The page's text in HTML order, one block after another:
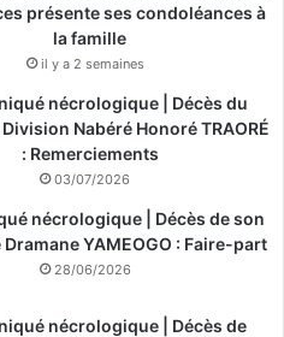
présente ses condoléances à
la famille
il y a 2 semaines
nécrologique | Décès du
Nabéré Honoré TRAORÉ
: Remerciements
03/07/2026
nécrologique | Décès de son
YAMEOGO : Faire-part
28/06/2026
nécrologique | Décès de